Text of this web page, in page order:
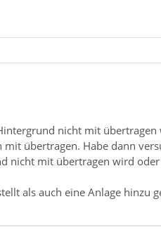
nicht mit übertragen
mit übertragen. Habe dann
nicht mit übertragen wird
als auch eine Anlage hinzu